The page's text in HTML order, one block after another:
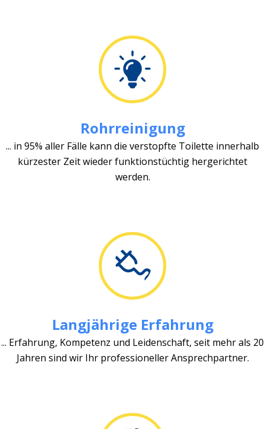
Rohrreinigung
... in 95% aller Fälle kann die verstopfte Toilette innerhalb
kürzester Zeit wieder funktionstüchtig hergerichtet
werden.
Langjährige Erfahrung
... Erfahrung, Kompetenz und Leidenschaft, seit mehr als 20
Jahren sind wir Ihr professioneller Ansprechpartner.